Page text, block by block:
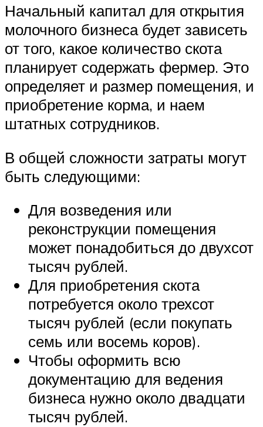
Начальный капитал для открытия
молочного бизнеса будет зависеть
от того, какое количество скота
планирует содержать фермер. Это
определяет и размер помещения, и
приобретение корма, и наем
штатных сотрудников.
В общей сложности затраты могут
быть следующими:
Для возведения или
реконструкции помещения
может понадобиться до двухсот
тысяч рублей.
Для приобретения скота
потребуется около трехсот
тысяч рублей (если покупать
семь или восемь коров).
Чтобы оформить всю
документацию для ведения
бизнеса нужно около двадцати
тысяч рублей.